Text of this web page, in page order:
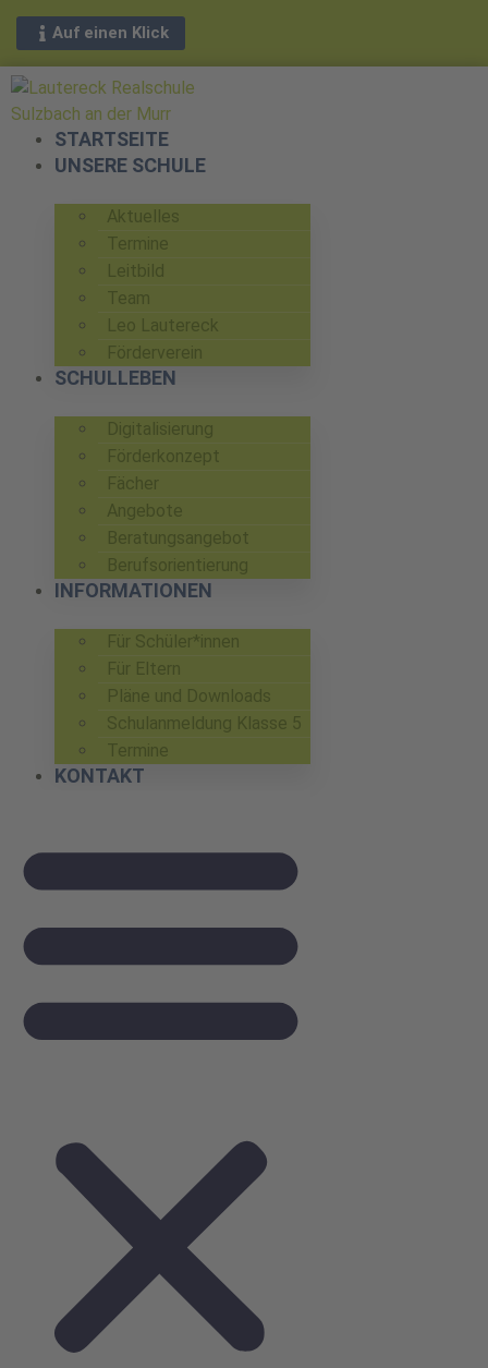
Auf einen Klick
STARTSEITE
UNSERE SCHULE
Aktuelles
Termine
Leitbild
Team
Leo Lautereck
Förderverein
SCHULLEBEN
Digitalisierung
Förderkonzept
Fächer
Angebote
Beratungsangebot
Berufsorientierung
INFORMATIONEN
Für Schüler*innen
Für Eltern
Pläne und Downloads
Schulanmeldung Klasse 5
Termine
KONTAKT